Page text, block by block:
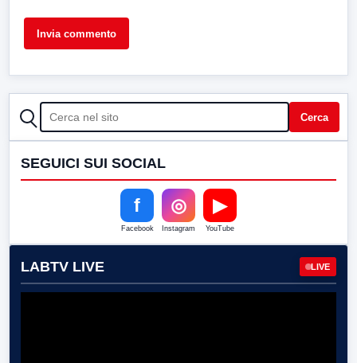
CERCA Cerca
SEGUICI SUI SOCIAL
f
Facebook
◎
Instagram
▶
YouTube
LABTV LIVE LIVE